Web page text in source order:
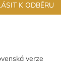
K ODBĚRU
verze